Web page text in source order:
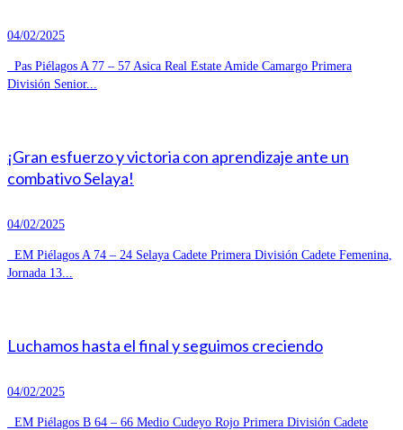
04/02/2025
Pas Piélagos A 77 – 57 Asica Real Estate Amide Camargo Primera
División Senior...
¡Gran esfuerzo y victoria con aprendizaje ante un
combativo Selaya!
04/02/2025
EM Piélagos A 74 – 24 Selaya Cadete Primera División Cadete Femenina,
Jornada 13...
Luchamos hasta el final y seguimos creciendo
04/02/2025
EM Piélagos B 64 – 66 Medio Cudeyo Rojo Primera División Cadete